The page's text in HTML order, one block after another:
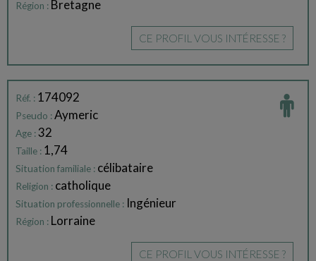
Région : Bretagne
CE PROFIL VOUS INTÉRESSE ?
Réf. : 174092
Pseudo :Aymeric
Age :32
Taille : 1,74
Situation familiale : célibataire
Religion : catholique
Situation professionnelle : Ingénieur
Région : Lorraine
CE PROFIL VOUS INTÉRESSE ?